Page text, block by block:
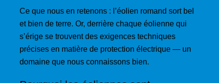
Ce que nous en retenons : l’éolien romand sort bel
et bien de terre. Or, derrière chaque éolienne qui
s’érige se trouvent des exigences techniques
précises en matière de protection électrique — un
domaine que nous connaissons bien.